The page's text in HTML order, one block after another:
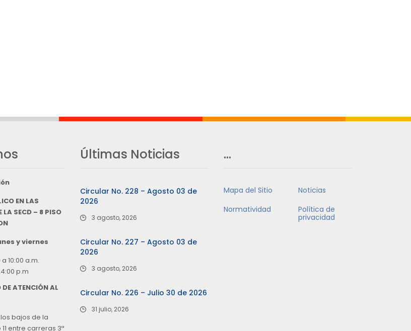
EN LAS
LA SECD – 8 PISO
y viernes
10:00 a.m.
p.m
ATENCIÓN AL
bajos de la
entre carreras 3ª
Últimas Noticias
Circular No. 228 – Agosto 03 de
2026
3 agosto, 2026
Circular No. 227 – Agosto 03 de
2026
3 agosto, 2026
Circular No. 226 – Julio 30 de 2026
31 julio, 2026
…
Mapa del Sitio
Noticias
Normatividad
Política de
privacidad